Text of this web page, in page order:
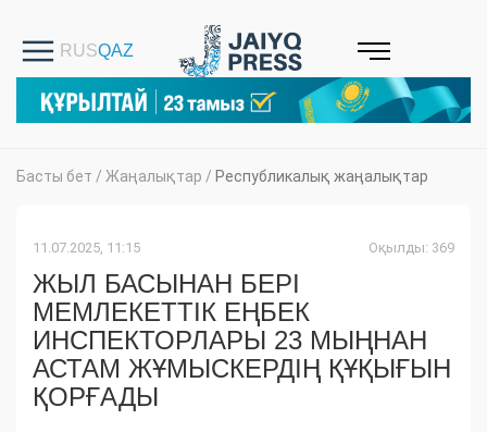
Басты бет / Жаңалықтар / Республикалық жаңалықтар
11.07.2025, 11:15 Оқылды: 369
ЖЫЛ БАСЫНАН БЕРІ
МЕМЛЕКЕТТІК ЕҢБЕК
ИНСПЕКТОРЛАРЫ 23 МЫҢНАН
АСТАМ ЖҰМЫСКЕРДІҢ ҚҰҚЫҒЫН
ҚОРҒАДЫ